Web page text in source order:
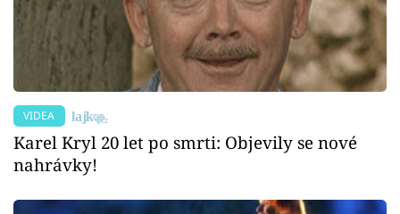
VIDEA
Karel Kryl 20 let po smrti: Objevily se nové
nahrávky!